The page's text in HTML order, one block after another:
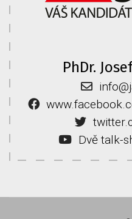
PhDr.
Dvě talk-